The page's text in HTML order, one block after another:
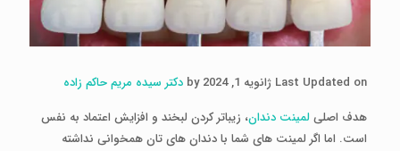
Last Updated on ژانویه 1, 2024 by
دکتر سیده مریم حاکم زاده
هدف اصلی لمینت دندان، زیباتر کردن لبخند و افزایش اعتماد به نفس
است. اما اگر لمینت های شما با دندان های تان همخوانی نداشته